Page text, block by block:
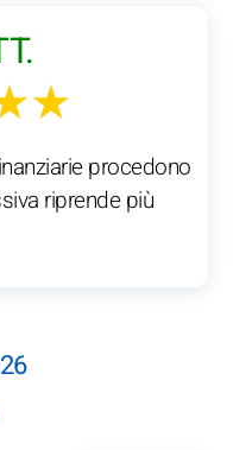
procedono
riprende più